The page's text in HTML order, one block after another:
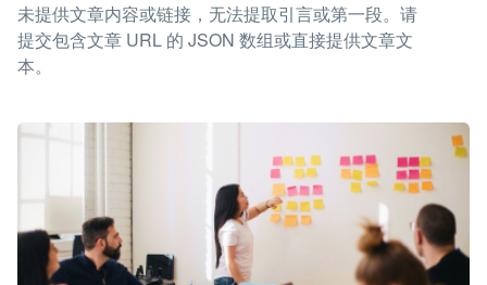
未提供文章内容或链接，无法提取引言或第一段。请
提交包含文章 URL 的 JSON 数组或直接提供文章文
本。